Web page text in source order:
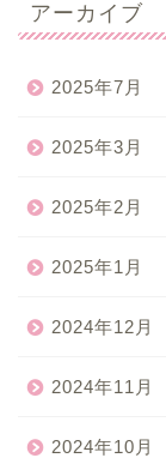
アーカイブ
2025年7月
2025年3月
2025年2月
2025年1月
2024年12月
2024年11月
2024年10月